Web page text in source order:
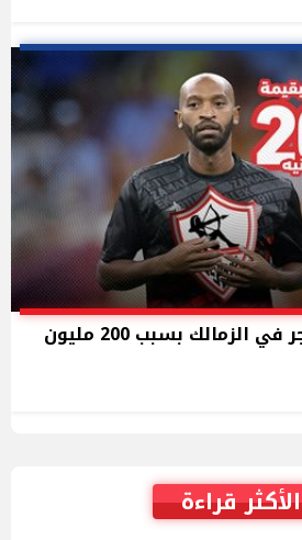
أزمة عقود 2025 تنفجر في الزمالك بسبب 200 مليون
الأكثر قراءة